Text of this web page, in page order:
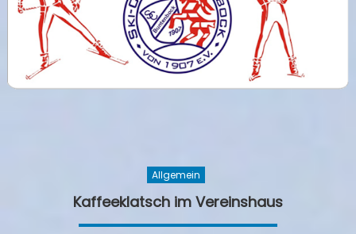
Allgemein
Kaffeeklatsch im Vereinshaus